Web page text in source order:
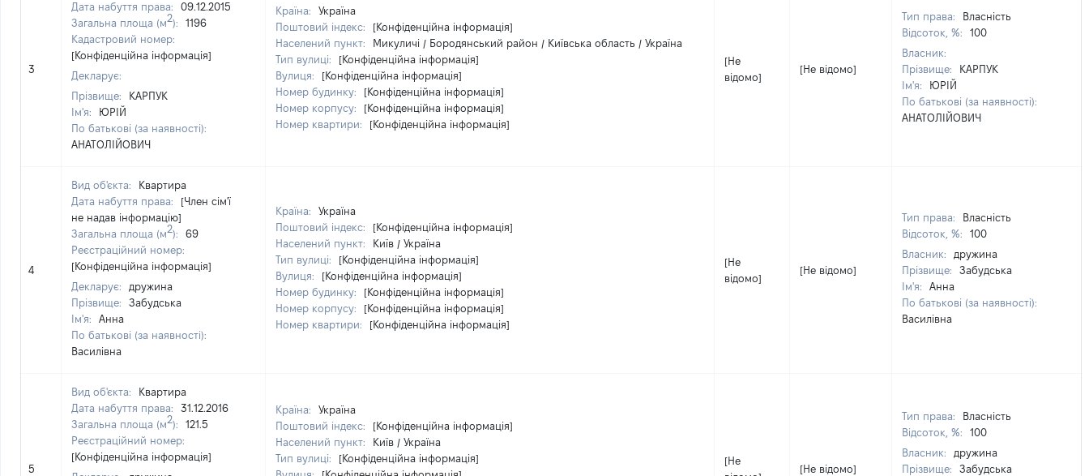
3
Дата набуття права:
09.12.2015
Загальна площа (м2):
1196
Кадастровий номер:
[Конфіденційна інформація]
Декларує:
Прізвище:
КАРПУК
Ім'я:
ЮРІЙ
По батькові (за наявності):
АНАТОЛІЙОВИЧ
Країна:
Україна
Поштовий індекс:
[Конфіденційна інформація]
Населений пункт:
Микуличі / Бородянський район / Київська область / Україна
Тип вулиці:
[Конфіденційна інформація]
Вулиця:
[Конфіденційна інформація]
Номер будинку:
[Конфіденційна інформація]
Номер корпусу:
[Конфіденційна інформація]
Номер квартири:
[Конфіденційна інформація]
[Не
відомо]
[Не відомо]
Тип права:
Власність
Відсоток, %:
100
Власник:
Прізвище:
КАРПУК
Ім'я:
ЮРІЙ
По батькові (за наявності):
АНАТОЛІЙОВИЧ
4
Вид об'єкта:
Квартира
Дата набуття права:
[Член сім'ї
не надав інформацію]
Загальна площа (м2):
69
Реєстраційний номер:
[Конфіденційна інформація]
Декларує:
дружина
Прізвище:
Забудська
Ім'я:
Анна
По батькові (за наявності):
Василівна
Країна:
Україна
Поштовий індекс:
[Конфіденційна інформація]
Населений пункт:
Київ / Україна
Тип вулиці:
[Конфіденційна інформація]
Вулиця:
[Конфіденційна інформація]
Номер будинку:
[Конфіденційна інформація]
Номер корпусу:
[Конфіденційна інформація]
Номер квартири:
[Конфіденційна інформація]
[Не
відомо]
[Не відомо]
Тип права:
Власність
Відсоток, %:
100
Власник:
дружина
Прізвище:
Забудська
Ім'я:
Анна
По батькові (за наявності):
Василівна
5
Вид об'єкта:
Квартира
Дата набуття права:
31.12.2016
Загальна площа (м2):
121.5
Реєстраційний номер:
[Конфіденційна інформація]
Країна:
Україна
Поштовий індекс:
[Конфіденційна інформація]
Населений пункт:
Київ / Україна
Тип вулиці:
[Конфіденційна інформація]
[Не
[Не відомо]
Тип права:
Власність
Відсоток, %:
100
Власник:
дружина
Прізвище:
Забудська